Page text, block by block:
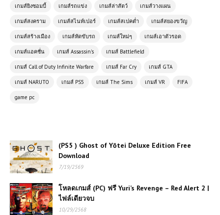
ชีวิตรอดไซส์จิ๋ว ผจญภัยโลกสวนหลัง
บ้านสุดอันตราย 🐜🌿
(PC) Tom Clancy’s Ghost Recon
เอาชีวิตรอดเชิงจิตวิทยาสุดกดดัน เรื่อง
2018 | Free Download
Edition Free Download
เกมส์ยิงซอมบี้ เกมส์รถแข่ง เกมส์ล่าสัตว์ เกมส์วางแผน
เกมส์สงคราม เกมส์สไนท์เปอร์ เกมส์สเปคต่ำ เกมส์สยองขวัญ
เกมส์สร้างเมือง เกมส์หัดขับรถ เกมส์ใหม่ๆ เกมส์เอาตัวรอด
เกมส์แอคชั่น เกมส์ Assassin's เกมส์ Battlefield
เกมส์ Call of Duty Infinite Warfare เกมส์ Far Cry เกมส์ GTA
เกมส์ NARUTO เกมส์ PS5 เกมส์ The Sims เกมส์ VR FIFA
game pc
(PS5 ) Ghost of Yōtei Deluxe Edition Free
Download
7/19/2569
โหลดเกมส์ (PC) ฟรี Yuri’s Revenge – Red Alert 2 |
ไฟล์เดียวจบ
10/29/2568